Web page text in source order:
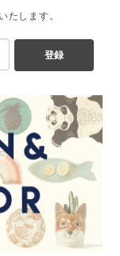
たします。
登録